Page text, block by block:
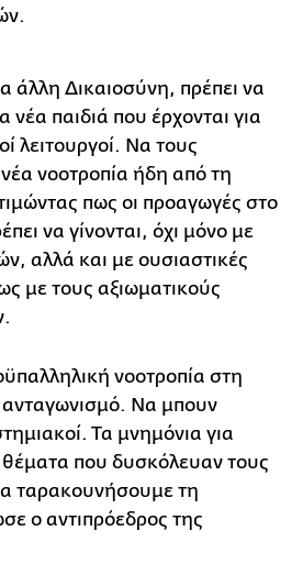
άλλη Δικαιοσύνη, πρέπει να
νέα παιδιά που έρχονται για
λειτουργοί. Να τους
νοοτροπία ήδη από τη
πως οι προαγωγές στο
να γίνονται, όχι μόνο με
αλλά και με ουσιαστικές
με τους αξιωματικούς
νοοτροπία στη
Να μπουν
Τα μνημόνια για
θέματα που δυσκόλευαν τους
ταρακουνήσουμε τη
ο αντιπρόεδρος της